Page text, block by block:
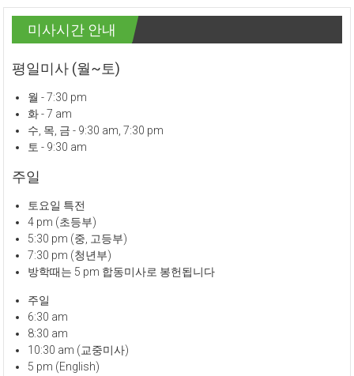
미사시간 안내
평일미사 (월~토)
월 - 7:30 pm
화 - 7 am
수, 목, 금 - 9:30 am, 7:30 pm
토 - 9:30 am
주일
토요일 특전
4 pm (초등부)
5:30 pm (중, 고등부)
7:30 pm (청년부)
방학때는 5 pm 합동미사로 봉헌됩니다
주일
6:30 am
8:30 am
10:30 am (교중미사)
5 pm (English)